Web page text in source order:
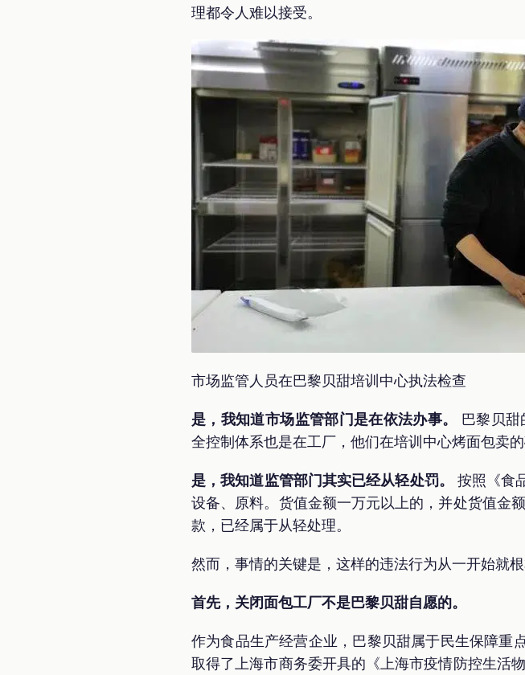
理都令人难以接受。
市场监管人员在巴黎贝甜培训中心执法检查
是，我知道市场监管部门是在依法办事。
巴黎贝
全控制体系也是在工厂，他们在培训中心烤面包卖的
是，我知道监管部门其实已经从轻处罚。
按照《食
设备、原料。货值金额一万元以上的，并处货值金
款，已经属于从轻处理。
然而，事情的关键是，这样的违法行为从一开始就
首先，关闭面包工厂不是巴黎贝甜自愿的。
作为食品生产经营企业，巴黎贝甜属于民生保障重
取得了上海市商务委开具的《上海市疫情防控生活